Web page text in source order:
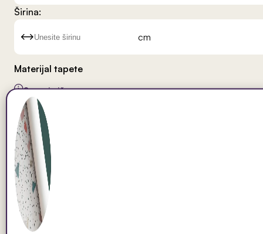
Širina:
cm
Materijal tapete
Saznaj više